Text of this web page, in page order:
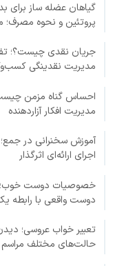
گیاهان عضله ساز برای
پروتئین و نحوه مصرف؛
جریان نقدی چیست؟؛
مدیریت نقدینگی
احساس گناه مزمن
مدیریت افکار آزاردهنده
آموزش سخنرانی در
اجرای ارائه‌ای اثرگذار
خصوصیات دوست خوب؛
دوست واقعی با رابطه
تعبیر خواب عروسی؛
حالت‌های مختلف مراسم